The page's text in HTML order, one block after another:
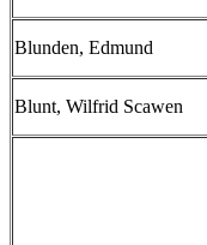
Blunden, Edmund
Blunt, Wilfrid Scawen